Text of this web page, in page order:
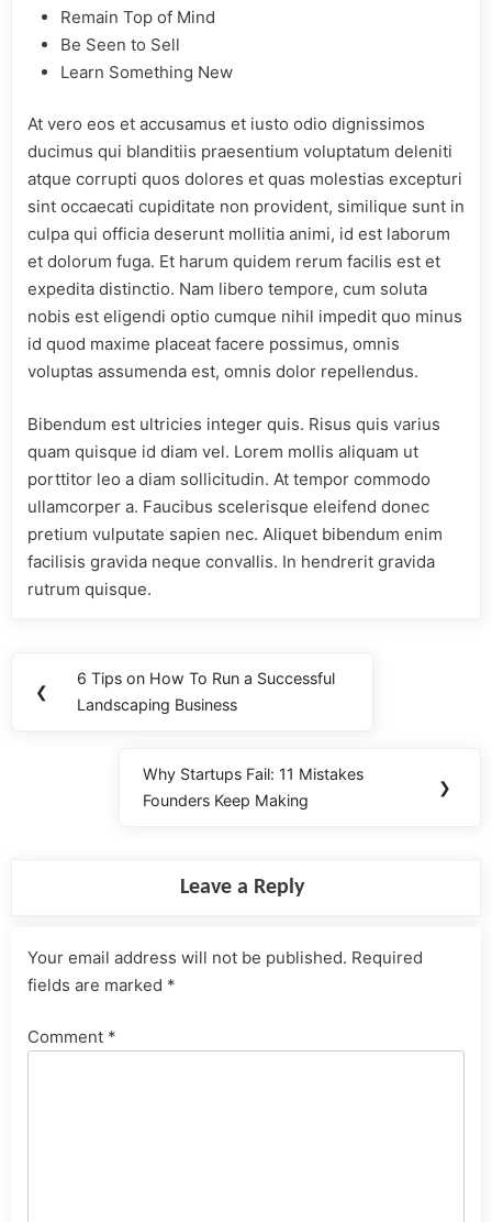
Remain Top of Mind
Be Seen to Sell
Learn Something New
At vero eos et accusamus et iusto odio dignissimos
ducimus qui blanditiis praesentium voluptatum deleniti
atque corrupti quos dolores et quas molestias excepturi
sint occaecati cupiditate non provident, similique sunt in
culpa qui officia deserunt mollitia animi, id est laborum
et dolorum fuga. Et harum quidem rerum facilis est et
expedita distinctio. Nam libero tempore, cum soluta
nobis est eligendi optio cumque nihil impedit quo minus
id quod maxime placeat facere possimus, omnis
voluptas assumenda est, omnis dolor repellendus.
Bibendum est ultricies integer quis. Risus quis varius
quam quisque id diam vel. Lorem mollis aliquam ut
porttitor leo a diam sollicitudin. At tempor commodo
ullamcorper a. Faucibus scelerisque eleifend donec
pretium vulputate sapien nec. Aliquet bibendum enim
facilisis gravida neque convallis. In hendrerit gravida
rutrum quisque.
❮
6 Tips on How To Run a Successful
Landscaping Business
Why Startups Fail: 11 Mistakes
Founders Keep Making
❯
Leave a Reply
Your email address will not be published. Required
fields are marked *
Comment *